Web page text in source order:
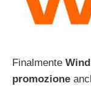
Finalmente Wind
promozione